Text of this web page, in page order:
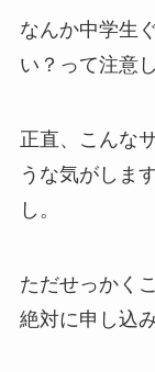
なんか中学生
い？って注意
正直、こんな
うな気がしま
し。
ただせっかく
絶対に申し込